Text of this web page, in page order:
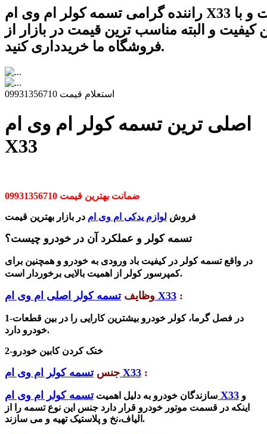
راننده گرامی تسمه کولر ام وی ام X33 را با ضمانت و با
کیفیت و البته مناسب ترین قیمت در بازار از
فروشگاه ما خریدداری کنید.
استعلام قیمت 09931356710
اصلی ترین تسمه کولر ام وی ام
X33
ضمانت بهترین قیمت 09931356710
فروش لوازم یدکی ام وی ام در بازار بهترین قیمت
تسمه کولر و عملکرد آن در خودرو چیست؟
در واقع تسمه کولر در کیفیت باد ورودی به خودرو و همچنین برای
کمپرسور کولر از اهمیت بالایی برخوردار است.
وظایف تسمه کولر اصلی ام وی ام X33 :
1-در فصل گرما، کولر خودرو بیشترین کارایی را در بین قطعات
خودرو دارد.
2-خنک کردن کابین خودرو
جنس تسمه کولر ام وی ام X33 :
سازندگان خودرو به دلیل اهمیت تسمه کولر ام وی ام X33
اینکه در قسمت موتور خودرو قرار دارد جنس این نوع تسمه را از
الیاف،نخ و پلاستیک تهیه و می سازند.